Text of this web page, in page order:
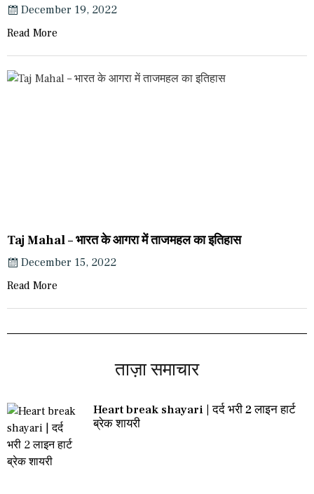
December 19, 2022
Read More
Taj Mahal – भारत के आगरा में ताजमहल का इतिहास
December 15, 2022
Read More
ताज़ा समाचार
Heart break shayari | दर्द भरी 2 लाइन हार्ट
ब्रेक शायरी